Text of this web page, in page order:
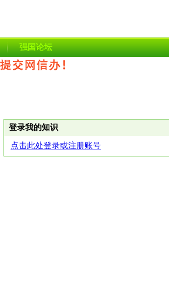
强国论坛
登录我的知识
点击此处登录或注册账号